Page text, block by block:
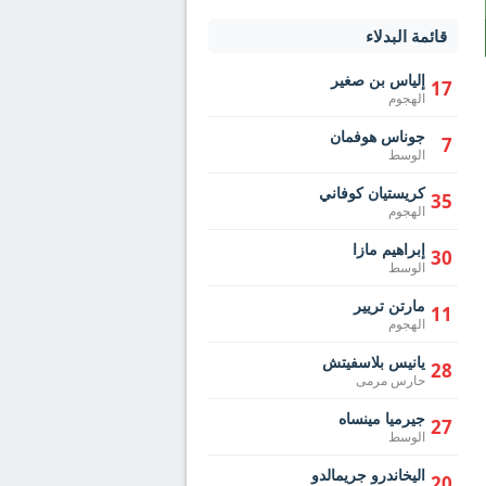
قائمة البدلاء
17 إلياس بن صغير
الهجوم
7 جوناس هوفمان
الوسط
35 كريستيان كوفاني
الهجوم
30 إبراهيم مازا
الوسط
11 مارتن تريير
الهجوم
28 يانيس بلاسفيتش
حارس مرمى
27 جيرميا مينساه
الوسط
اليخاندرو جريمالدو